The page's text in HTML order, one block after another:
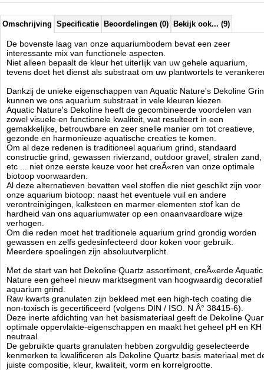
juiste compositie, kleur, kwaliteit, vorm en korrelgrootte.
Het aquarium substraat is een essentieel onderdeel van een mooi en
stabiel aquarium biotoop. De granulaat onderlaag in het aquarium
vormt een complexe mix van materialen, fysische en biochemische
processen die actief het behoud van een gezond milieu ondersteunen
voor al het plantaardig en dierlijk leven binnen ons aquarium.
Het belang van het gebruik van een hoge kwaliteit aquariumkiezel
De resulterende toplaag kan de gewenste voederplaats zijn of de
natuurlijke broedplaats voor onze dierbare aquariumbewoners.
Haarwortels van de plant hebben geen moeite om hun weg te vinden
door deze grind, het vinden van macro-en micro-voedingsstoffen is
voor de planten zeer gemakkelijk.
Water condities zoals pH en kH hardheid worden niet beÃÂ¯nvloed
door het dekoline grind.
Een ideale aquarium grind moet chemisch inert zijn, zelfs in zuur water
omstandigheden, vrij zijn van scherpe randen en een constante
optimale korrelgrootte bevatten.
Zoals alle goede producten, is Dekoline Quartz door de jaren heen
gekopieerd, maar nooit geÃÂ«venaard in de uitstekende kwaliteit, het
natuurlijke kleurbereik en perfect kleurbehoud gegarandeerd door de
aparte kleur en coating.
Dekoline Aquarium Grind, in tegenstelling tot traditioneel aquarium
grind, hoeft niet te worden afgespoeld en bevat geen vuildeeltjes.
en optimaal resultaat met kristalhelder water.
- pH & KH stabiel
- Onnodig te spoelen
- Optimale wortelhechting
- Niet verwarmen boven de 40ÃÂ°C
- Niet toxisch - direct te gebruiken
- Voor alle decoratieve doeleinden
- Zorgt voor een optimale waterdoorstroming
Omschrijving Specificatie Beoordelingen (0) Bekijk ook... (9)
De bovenste laag van onze aquariumbodem bevat een zeer
interessante mix van functionele aspecten.
Niet alleen bepaalt de kleur het uiterlijk van uw gehele aquarium,
tevens doet het dienst als substraat om uw plantwortels te
Dankzij de unieke eigenschappen van Aquatic Nature's Dekoline
kunnen we ons aquarium substraat in vele kleuren kiezen.
Aquatic Nature's Dekoline heeft de gecombineerde voordelen van
zowel visuele en functionele kwaliteit, wat resulteert in een
gemakkelijke, betrouwbare en zeer snelle manier om tot creatieve,
gezonde en harmonieuze aquatische creaties te komen.
Om al deze redenen is traditioneel aquarium grind, standaard
constructie grind, gewassen rivierzand, outdoor gravel, stralen zand,
etc ... niet onze eerste keuze voor het creÃ«ren van onze optimale
biotoop voorwaarden.
Al deze alternatieven bevatten veel stoffen die niet geschikt zijn voor
onze aquarium biotoop: naast het eventuele vuil en andere
verontreinigingen, kalksteen en marmer elementen stof kan de
hardheid van ons aquariumwater op een onaanvaardbare wijze
verhogen.
Om die reden moet het traditionele aquarium grind grondig worden
gewassen en zelfs gedesinfecteerd door koken voor gebruik.
Meerdere spoelingen zijn absoluutverplicht.
Met de start van het Dekoline Quartz assortiment, creÃ«erde Aquatic
Nature een geheel nieuw marktsegment van hoogwaardig decoratief
aquarium grind.
Raw kwarts granulaten zijn bekleed met een high-tech coating die
non-toxisch is gecertificeerd (volgens DIN / ISO. N Â° 38415-6).
Deze inerte afdichting van het basismateriaal geeft de Dekoline
optimale oppervlakte-eigenschappen en maakt het geheel pH en KH
neutraal.
De gebruikte quarts granulaten hebben zorgvuldig geselecteerde
kenmerken te kwalificeren als Dekoline Quartz basis materiaal met
juiste compositie, kleur, kwaliteit, vorm en korrelgrootte.